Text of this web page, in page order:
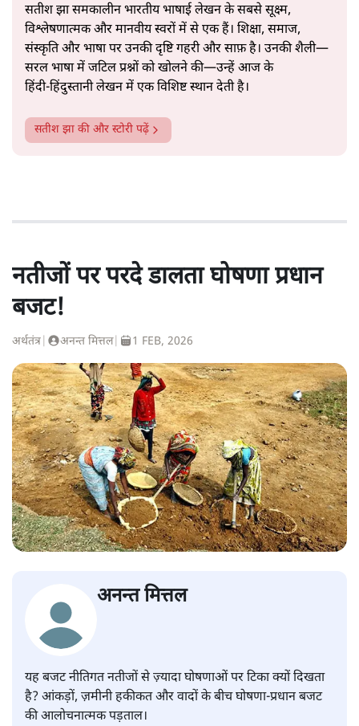
सतीश झा समकालीन भारतीय भाषाई लेखन के सबसे सूक्ष्म,
विश्लेषणात्मक और मानवीय स्वरों में से एक हैं। शिक्षा, समाज,
संस्कृति और भाषा पर उनकी दृष्टि गहरी और साफ़ है। उनकी शैली—
सरल भाषा में जटिल प्रश्नों को खोलने की—उन्हें आज के
हिंदी‑हिंदुस्तानी लेखन में एक विशिष्ट स्थान देती है।
सतीश झा की और स्टोरी पढ़ें
नतीजों पर परदे डालता घोषणा प्रधान
बजट!
अर्थतंत्र अनन्त मित्तल| 1 FEB, 2026
अनन्त मित्तल
यह बजट नीतिगत नतीजों से ज़्यादा घोषणाओं पर टिका क्यों दिखता
है? आंकड़ों, ज़मीनी हकीकत और वादों के बीच घोषणा-प्रधान बजट
की आलोचनात्मक पड़ताल।